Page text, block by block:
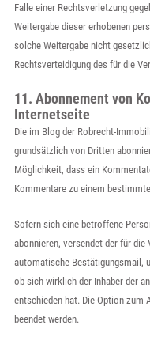
Falle einer Rechtsverletzung
Weitergabe dieser erhobenen
solche Weitergabe nicht
Rechtsverteidigung des für die
11. Abonnement von
Internetseite
Die im Blog der Robrecht-
grundsätzlich von Dritten
Möglichkeit, dass ein
Kommentare zu einem
Sofern sich eine betroffene
abonnieren, versendet der für
automatische Bestätigungsmail,
ob sich wirklich der Inhaber der
entschieden hat. Die Option zum
beendet werden.